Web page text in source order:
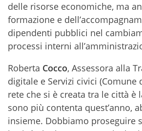
delle risorse economiche, ma
formazione e
dipendenti pubblici nel
processi interni
Roberta Cocco, Assessora alla
digitale e Servizi civici (Comune
rete che si è creata tra le città è
sono più contenta quest’anno,
insieme. Dobbiamo proseguire